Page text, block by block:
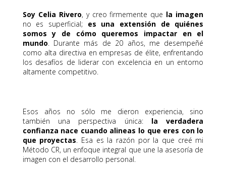
Soy Celia Rivero, y creo firmemente que la imagen
no es superficial; es una extensión de quiénes
somos y de cómo queremos impactar en el
mundo. Durante más de 20 años, me desempeñé
como alta directiva en empresas de élite, enfrentando
los desafíos de liderar con excelencia en un entorno
altamente competitivo.
Esos años no sólo me dieron experiencia, sino
también una perspectiva única: la verdadera
confianza nace cuando alineas lo que eres con lo
que proyectas. Esa es la razón por la que creé mi
Método CR, un enfoque integral que une la asesoría de
imagen con el desarrollo personal.